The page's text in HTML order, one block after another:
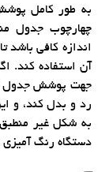
به طور کامل
چهارچوب جدول
اندازه کافی
آن استفاده کند.
جهت پوشش جدول
رد و بدل کند، و
به شکل غیر
دستگاه رنگ